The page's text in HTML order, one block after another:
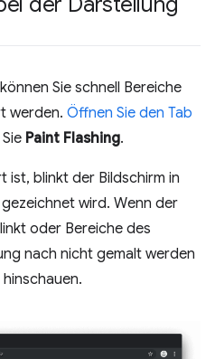
Sie schnell Bereiche
werden. Öffnen Sie den Tab
Paint Flashing.
ist, blinkt der Bildschirm in
wird. Wenn der
oder Bereiche des
nach nicht gemalt werden